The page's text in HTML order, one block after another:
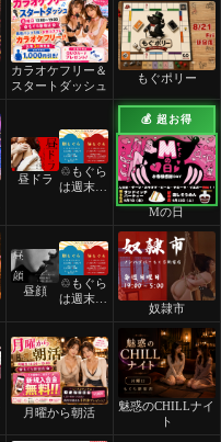
カラオケフリー＆
スタートダッシュ
もぐポリー
昼ドラ
♲もぐら
は週末祝
💰 超お得
Mの日
昼顔
♲もぐら
は週末祝
奴隷市
月曜から朝活
魅惑のCHILLナイ
ト